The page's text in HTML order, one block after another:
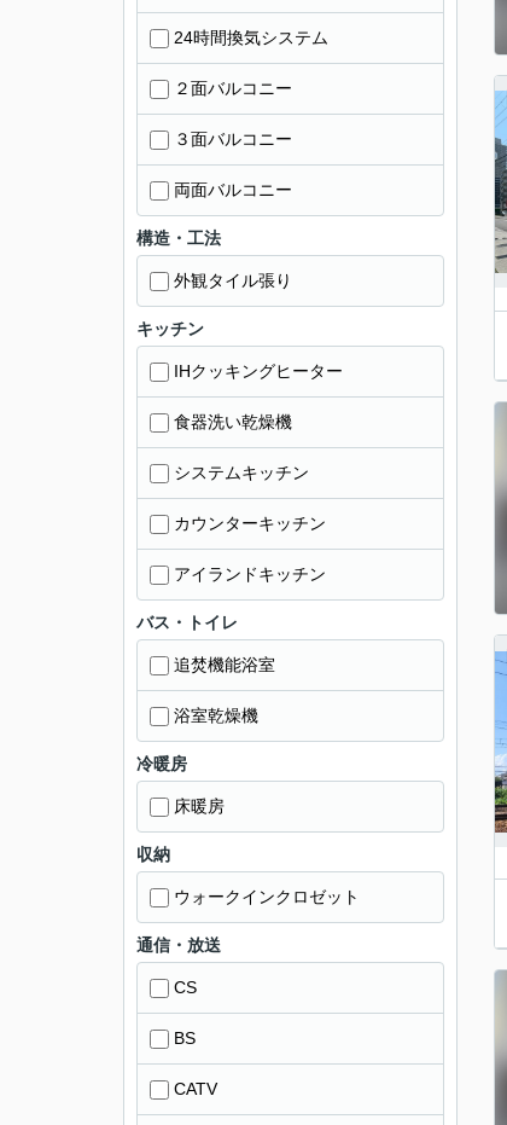
24時間換気システム
２面バルコニー
３面バルコニー
両面バルコニー
構造・工法
外観タイル張り
キッチン
IHクッキングヒーター
食器洗い乾燥機
システムキッチン
カウンターキッチン
アイランドキッチン
バス・トイレ
追焚機能浴室
浴室乾燥機
冷暖房
床暖房
収納
ウォークインクロゼット
通信・放送
CS
BS
CATV